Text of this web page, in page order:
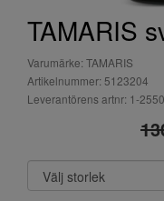
TAMARIS
Varumärke: TAMARIS
Artikelnummer: 5123204
Leverantörens artnr: 1-